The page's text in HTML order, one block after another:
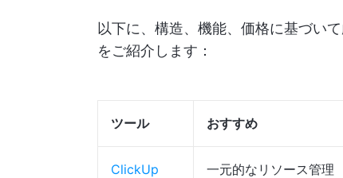
以下に、構造、機能、価格に基づい
をご紹介します：
ツール おすすめ
ClickUp
一元的なリソース管理